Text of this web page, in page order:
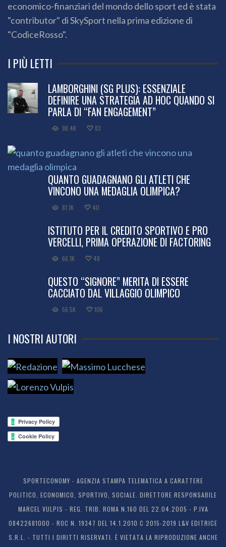
economico-finanziari del mondo dello sport ed è stata
"contributor" di SkySport nella prima edizione di
"CodiceRosso".
I PIÙ LETTI
LAMBORGHINI (SG PLUS): ESSENZIALE
DEFINIRE UNA STRATEGIA AD HOC QUANDO SI
PARLA DI “FAN ENGAGEMENT”
98.4K 83
QUANTO GUADAGNANO GLI ATLETI CHE
VINCONO UNA MEDAGLIA OLIMPICA?
81.1K 40
ISTITUTO PER IL CREDITO SPORTIVO E PRO
VERCELLI, PRIMA OPERAZIONE DI FACTORING
66.1K 48
QUESTO “SIGNORE” MERITA DI ESSERE
CACCIATO DAL VILLAGGIO OLIMPICO
56.5K 106
I NOSTRI AUTORI
SPORTECONOMY - AGENZIA STAMPA TELEMATICA A CARATTERE
POLITICO, ECONOMICO, SPORTIVO, SOCIALE. DIRETTORE RESPONSABILE
MARCEL VULPIS - REG. TRIB. ROMA N.160 DEL 22.04.2005 - P.IVA
08422681000 - ROC N. 19347 DEL 14.1.2010 C 2015-2019 L&V EDITRICE
S.R.L. - TUTTI I DIRITTI RISERVATI. È VIETATA LA RIPRODUZIONE ANCHE